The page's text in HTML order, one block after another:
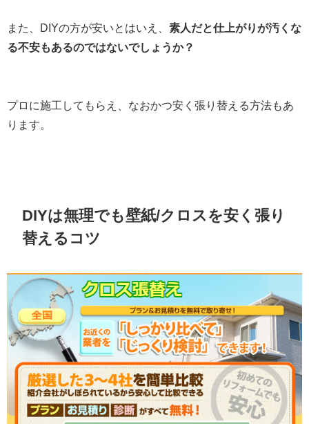
また、DIYの方が安いとはいえ、 素人だと仕上がりが汚くな
る不安もあるのではないでしょうか？
プロに施工してもらえ、なおかつ安く張り替える方法もあ
ります。
DIYは無理でも壁紙/クロスを安く張り
替えるコツ